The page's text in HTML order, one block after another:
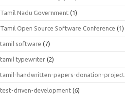
Tamil Nadu Government (1)
Tamil Open Source Software Conference (1)
tamil software (7)
tamil typewriter (2)
tamil-handwritten-papers-donation-project
test-driven-development (6)